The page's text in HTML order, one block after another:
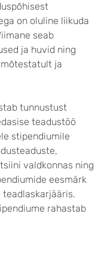
on oluline liikuda
seab
ja huvid ning
ja
tunnustust
teadustöö
stipendiumile
valdkonnas ning
eesmärk
teadlaskarjääris.
rahastab